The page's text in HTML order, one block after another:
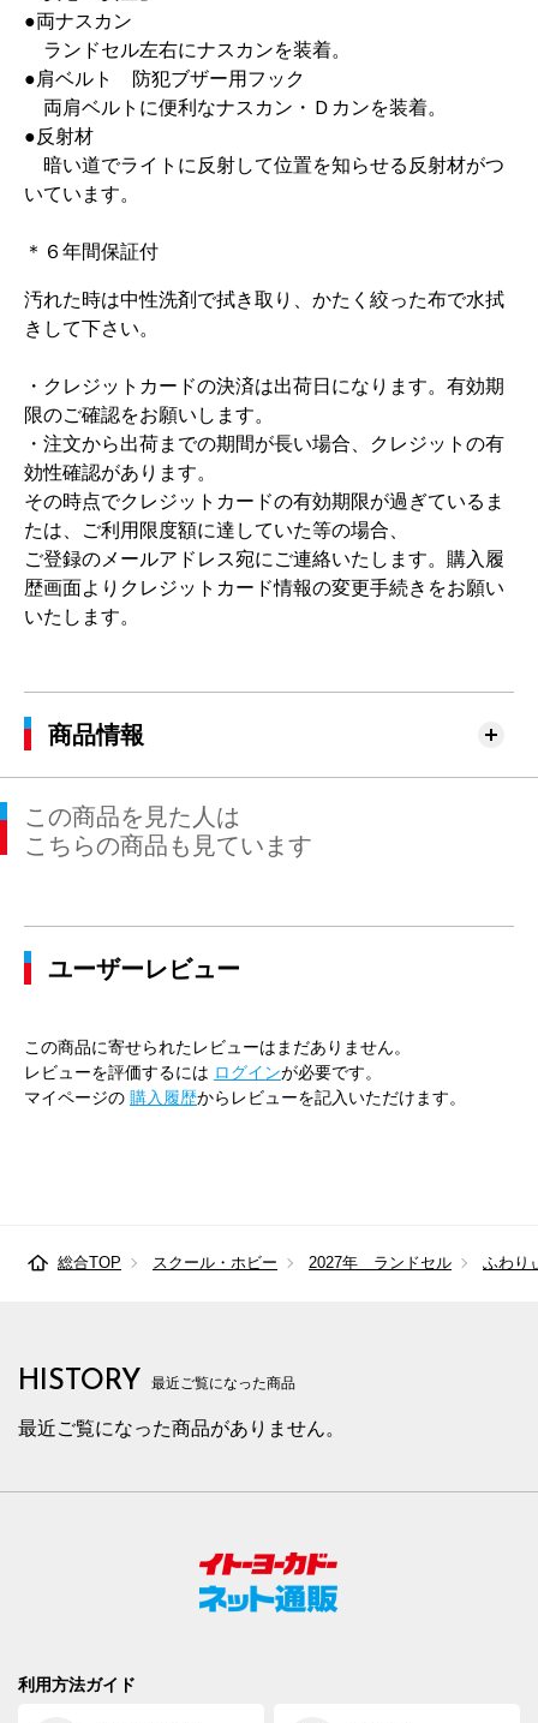
●両ナスカン
ランドセル左右にナスカンを装着。
●肩ベルト 防犯ブザー用フック
両肩ベルトに便利なナスカン・Ｄカンを装着。
●反射材
暗い道でライトに反射して位置を知らせる反射材がつ
いています。
＊６年間保証付
汚れた時は中性洗剤で拭き取り、かたく絞った布で水拭
きして下さい。
・クレジットカードの決済は出荷日になります。有効期
限のご確認をお願いします。
・注文から出荷までの期間が長い場合、クレジットの有
効性確認があります。
その時点でクレジットカードの有効期限が過ぎているま
たは、ご利用限度額に達していた等の場合、
ご登録のメールアドレス宛にご連絡いたします。購入履
歴画面よりクレジットカード情報の変更手続きをお願い
いたします。
商品情報
この商品を見た人は
こちらの商品も見ています
ユーザーレビュー
この商品に寄せられたレビューはまだありません。
レビューを評価するには ログインが必要です。
マイページの 購入履歴からレビューを記入いただけます。
総合TOP スクール・ホビー 2027年 ランドセル ふわり
HISTORY 最近ご覧になった商品
最近ご覧になった商品がありません。
利用方法ガイド